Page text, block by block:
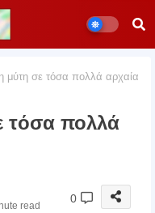
η μύτη σε τόσα πολλά αρχαία
τόσα πολλά
read
0